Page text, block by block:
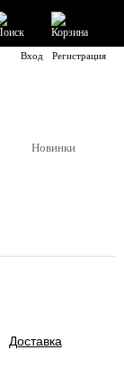
Вход Регистрация
Новинки
Доставка